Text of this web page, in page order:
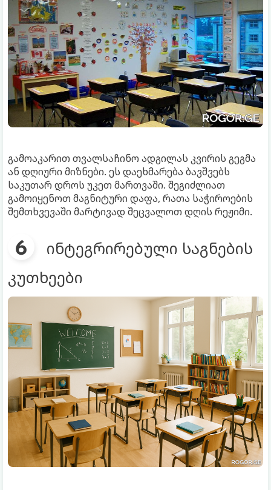
გამოაკარით თვალსაჩინო ადგილას კვირის გეგმა
ან დღიური მიზნები. ეს დაეხმარება ბავშვებს
საკუთარ დროს უკეთ მართვაში. შეგიძლიათ
გამოიყენოთ მაგნიტური დაფა, რათა საჭიროების
შემთხვევაში მარტივად შეცვალოთ დღის რეჟიმი.
ინტეგრირებული საგნების
კუთხეები